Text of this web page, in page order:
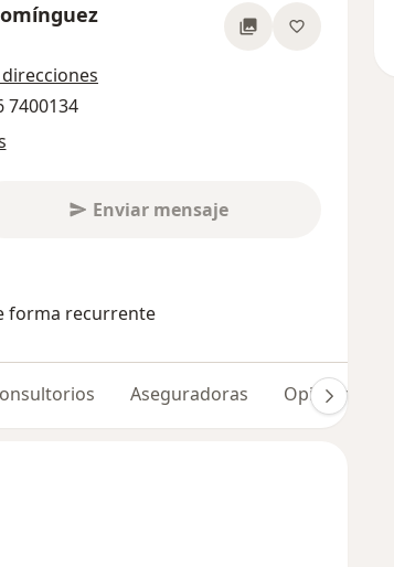
7400134
Enviar mensaje
forma recurrente
Aseguradoras Opiniones (78)